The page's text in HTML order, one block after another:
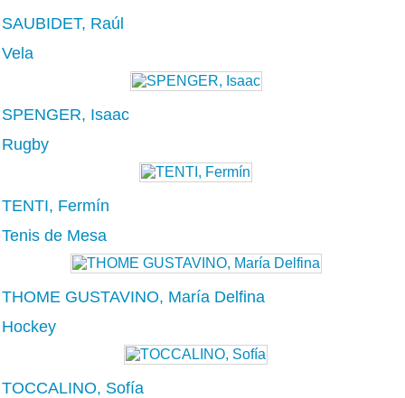
SAUBIDET, Raúl
Vela
SPENGER, Isaac
Rugby
TENTI, Fermín
Tenis de Mesa
THOME GUSTAVINO, María Delfina
Hockey
TOCCALINO, Sofía